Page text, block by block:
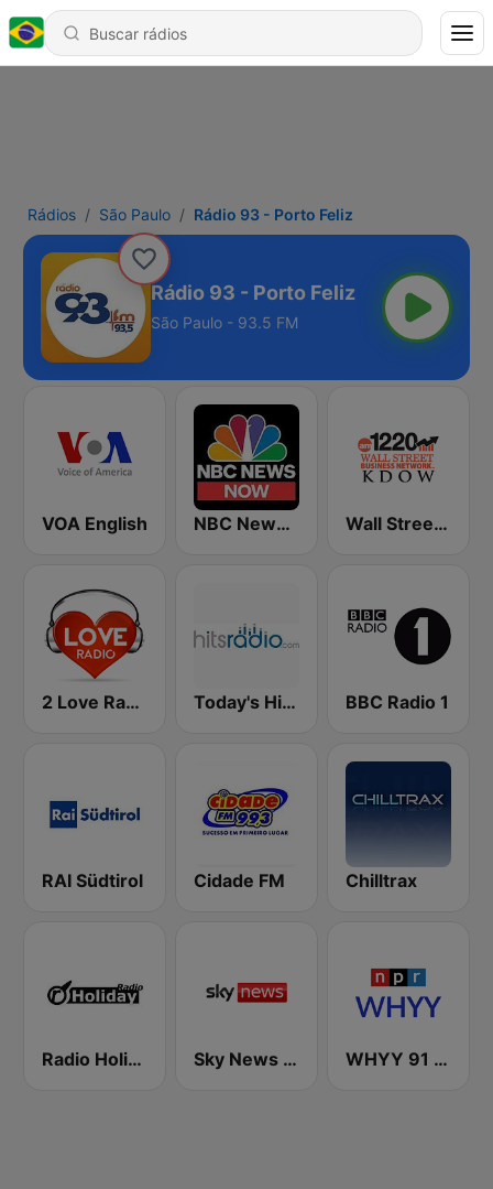
Rádios São Paulo Rádio 93 - Porto Feliz
Rádio 93 - Porto Feliz
São Paulo - 93.5 FM
VOA English NBC News Now Wall Street Business Network KDOW 1220 AM
2 Love Radio Today's Hits Radio BBC Radio 1
RAI Südtirol Cidade FM Chilltrax
Radio Holiday Sky News Radio WHYY 91 FM